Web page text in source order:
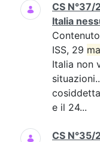
CS
Italia
ISS, 29
Italia non
e il 24...
CS N°35/